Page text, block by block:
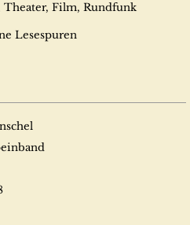
Theater, Film, Rundfunk
Lesespuren